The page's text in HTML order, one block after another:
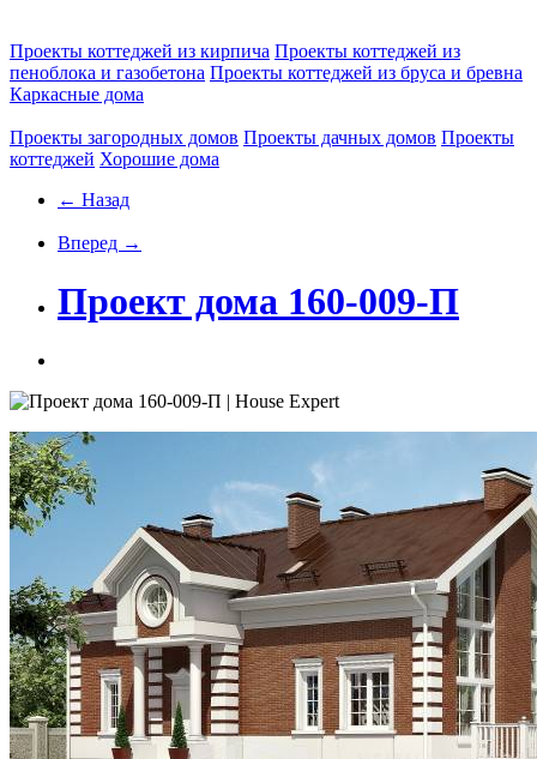
Проекты коттеджей из кирпича Проекты коттеджей из
пеноблока и газобетона Проекты коттеджей из бруса и бревна
Каркасные дома
Проекты загородных домов Проекты дачных домов Проекты
коттеджей Хорошие дома
← Назад
Вперед →
Проект дома 160-009-П